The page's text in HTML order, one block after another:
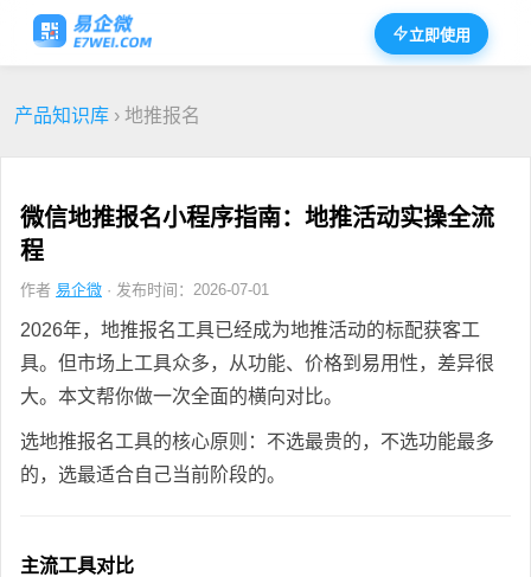
立即使用
产品知识库 › 地推报名
微信地推报名小程序指南：地推活动实操全流
程
作者 易企微 · 发布时间：2026-07-01
2026年，地推报名工具已经成为地推活动的标配获客工
具。但市场上工具众多，从功能、价格到易用性，差异很
大。本文帮你做一次全面的横向对比。
选地推报名工具的核心原则：不选最贵的，不选功能最多
的，选最适合自己当前阶段的。
主流工具对比